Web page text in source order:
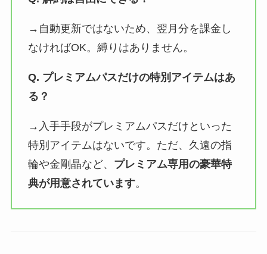
→自動更新ではないため、翌月分を課金し
なければOK。縛りはありません。
Q. プレミアムパスだけの特別アイテムはあ
る？
→入手手段がプレミアムパスだけといった
特別アイテムはないです。ただ、久遠の指
輪や金剛晶など、 プレミアム専用の豪華特
典が用意されています。